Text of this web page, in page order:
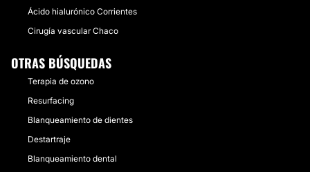
Ácido hialurónico Corrientes
Cirugía vascular Chaco
OTRAS BÚSQUEDAS
Terapia de ozono
Resurfacing
Blanqueamiento de dientes
Destartraje
Blanqueamiento dental